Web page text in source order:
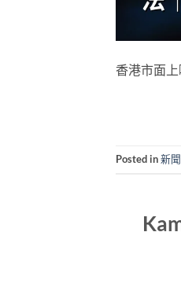
香港市面
Posted in新